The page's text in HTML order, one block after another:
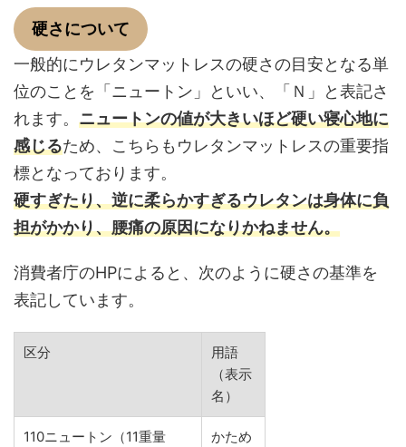
硬さについて
一般的にウレタンマットレスの硬さの目安となる単
位のことを「ニュートン」といい、「Ｎ」と表記さ
れます。 ニュートンの値が大きいほど硬い寝心地に
感じるため、こちらもウレタンマットレスの重要指
標となっております。
硬すぎたり、逆に柔らかすぎるウレタンは身体に負
担がかかり、腰痛の原因になりかねません。
消費者庁のHPによると、次のように硬さの基準を
表記しています。
区分
用語
（表示
名）
110ニュートン（11重量
かため